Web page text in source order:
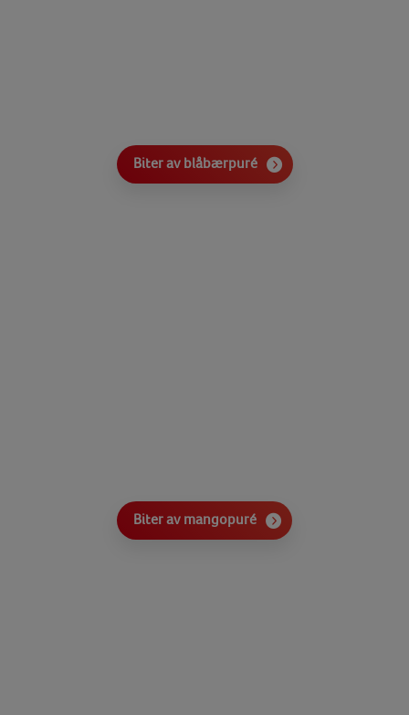
Biter av blåbærpuré
Biter av mangopuré